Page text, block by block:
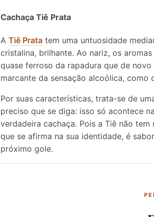
Cachaça Tiê Prata
A Tiê Prata tem uma untuosidade
cristalina, brilhante. Ao nariz, os
quase ferroso da rapadura que de
marcante da sensação alcoólica, como
Por suas características, trata-se de
preciso que se diga: isso só acontece
verdadeira cachaça. Pois a Tiê não
que se afirma na sua identidade, é
próximo gole.